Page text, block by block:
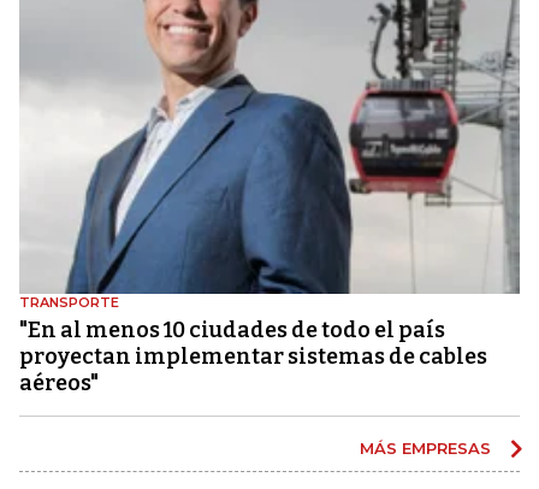
TRANSPORTE
"En al menos 10 ciudades de todo el país
proyectan implementar sistemas de cables
aéreos"
MÁS EMPRESAS